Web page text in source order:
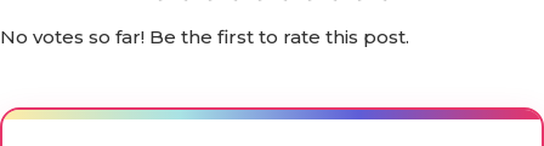
No votes so far! Be the first to rate this post.